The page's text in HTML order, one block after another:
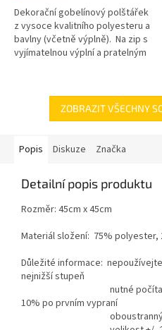
Dekorační gobelínový polštářek
z vysoce kvalitního polyesteru a
bavlny (včetně výplně). Na zip s
vyjímatelnou výplní a pratelným
ZOBRAZIT VŠECHNY
Popis Diskuze Značka
Detailní popis produktu
Rozměr: 45cm x 45cm
Materiál složení: 75% polyester,
Důležité informace:
nejnižší stupeň
nutné počítat se
10% po prvním vypraní
oboustranný